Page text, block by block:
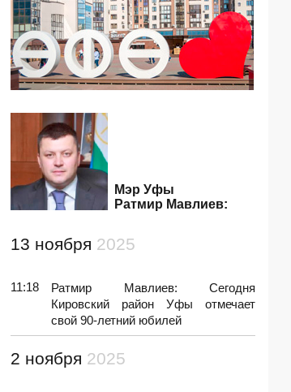
Мэр Уфы
Ратмир Мавлиев:
13 ноября 2025
11:18
Ратмир Мавлиев: Сегодня
Кировский район Уфы отмечает
свой 90-летний юбилей
2 ноября 2025